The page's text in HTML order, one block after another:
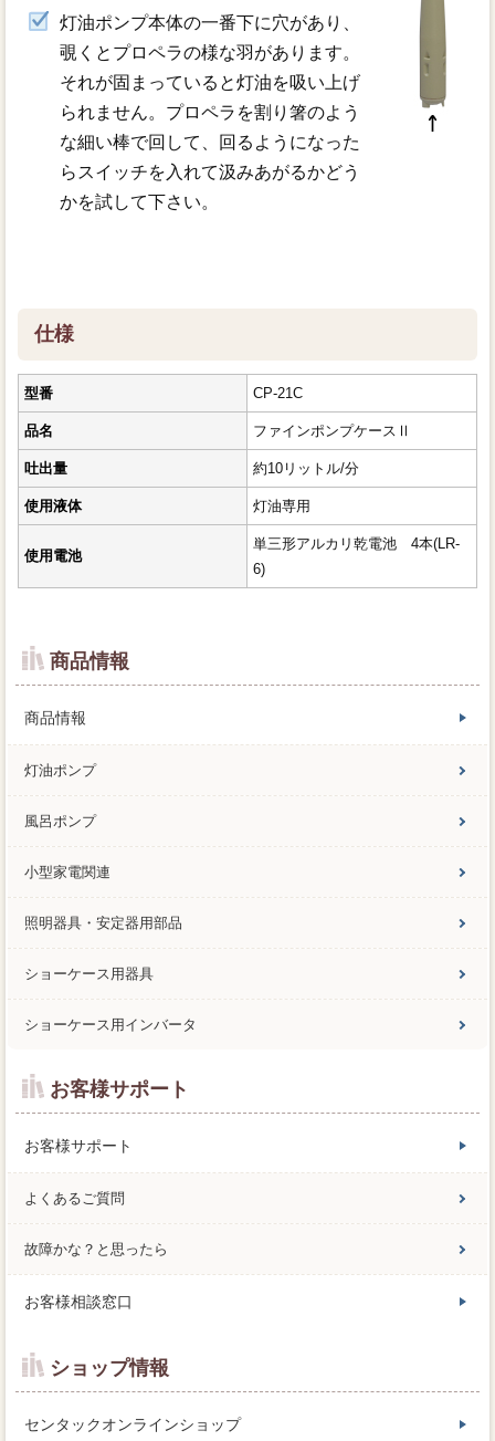
灯油ポンプ本体の一番下に穴があり、
覗くとプロペラの様な羽があります。
それが固まっていると灯油を吸い上げ
られません。プロペラを割り箸のよう
な細い棒で回して、回るようになった
らスイッチを入れて汲みあがるかどう
かを試して下さい。
仕様
型番 CP-21C
品名 ファインポンプケースⅡ
吐出量 約10リットル/分
使用液体 灯油専用
使用電池
単三形アルカリ乾電池 4本(LR-
6)
商品情報
商品情報
灯油ポンプ
風呂ポンプ
小型家電関連
照明器具・安定器用部品
ショーケース用器具
ショーケース用インバータ
お客様サポート
お客様サポート
よくあるご質問
故障かな？と思ったら
お客様相談窓口
ショップ情報
センタックオンラインショップ